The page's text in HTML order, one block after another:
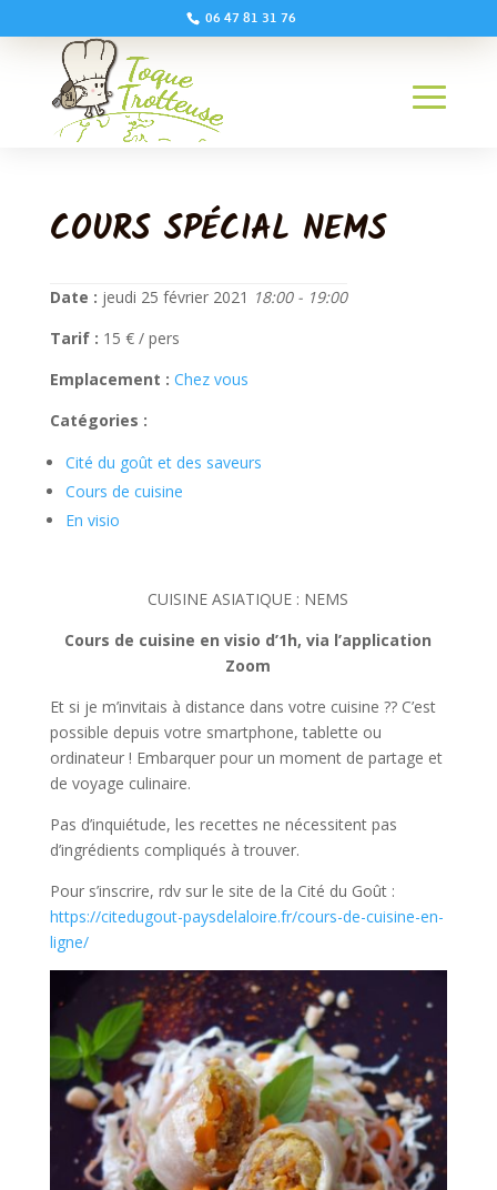
06 47 81 31 76
COURS SPÉCIAL NEMS
Date : jeudi 25 février 2021 18:00 - 19:00
Tarif : 15 € / pers
Emplacement : Chez vous
Catégories :
Cité du goût et des saveurs
Cours de cuisine
En visio
CUISINE ASIATIQUE : NEMS
Cours de cuisine en visio d’1h, via l’application
Zoom
Et si je m’invitais à distance dans votre cuisine ?? C’est
possible depuis votre smartphone, tablette ou
ordinateur ! Embarquer pour un moment de partage et
de voyage culinaire.
Pas d’inquiétude, les recettes ne nécessitent pas
d’ingrédients compliqués à trouver.
Pour s’inscrire, rdv sur le site de la Cité du Goût :
https://citedugout-paysdelaloire.fr/cours-de-cuisine-en-
ligne/